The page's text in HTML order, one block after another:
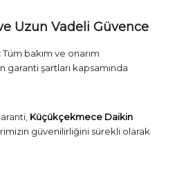
Uzun Vadeli Güvence
Tüm bakım ve onarım
garanti şartları kapsamında
Küçükçekmece Daikin
güvenilirliğini sürekli olarak